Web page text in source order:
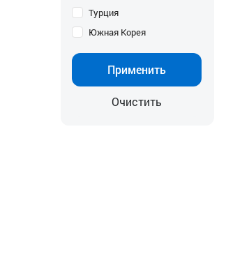
Турция
Южная Корея
Применить
Очистить